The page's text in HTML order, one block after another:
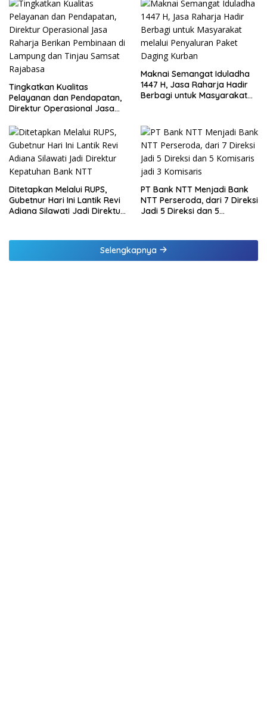
Tingkatkan Kualitas
Pelayanan dan Pendapatan,
Direktur Operasional Jasa
di Lampung dan Tinjau
Samsat Rajabasa
Maknai Semangat Iduladha
1447 H, Jasa Raharja Hadir
Berbagi untuk Masyarakat
Ditetapkan Melalui RUPS,
Gubetnur Hari Ini Lantik Revi
Adiana Silawati Jadi Direktur
PT Bank NTT Menjadi Bank
NTT Perseroda, dari 7 Direksi
Jadi 5 Direksi dan 5
Selengkapnya